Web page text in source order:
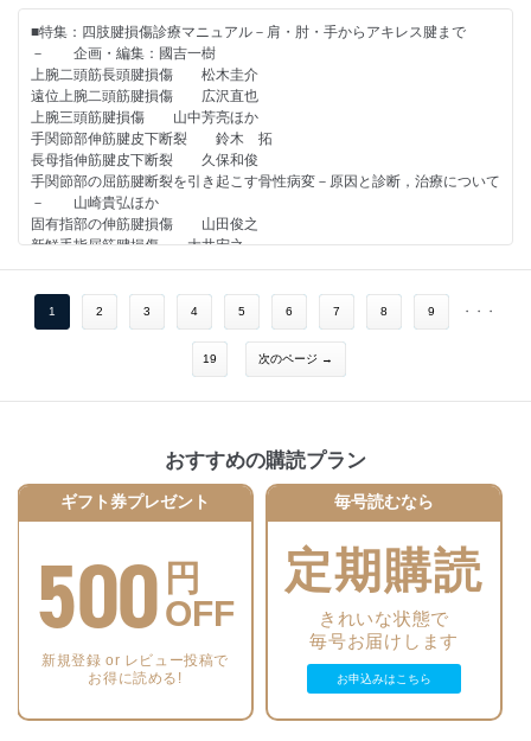
「キャリアを設計するということ&#12316;“整形外科医としてどう働く
か”を収入から考える&#12316;」 格谷義徳
・おもしろ 医人 ヒストリー（第38回）
「北の地に生まれた赤十字：高松凌雲の献身」 小橋由紋子
■特集：四肢腱損傷診療マニュアル－肩・肘・手からアキレス腱まで
－ 企画・編集：國吉一樹
上腕二頭筋長頭腱損傷 松木圭介
遠位上腕二頭筋腱損傷 広沢直也
上腕三頭筋腱損傷 山中芳亮ほか
手関節部伸筋腱皮下断裂 鈴木 拓
長母指伸筋腱皮下断裂 久保和俊
手関節部の屈筋腱断裂を引き起こす骨性病変－原因と診断，治療について
－ 山崎貴弘ほか
固有指部の伸筋腱損傷 山田俊之
新鮮手指屈筋腱損傷 大井宏之
ハムストリング筋損傷の治療－手術療法を中心に－ 吉村英哉
腓腹筋肉ばなれ 小林 淳
アキレス腱断裂の保存療法・手術療法 福田秀明
Guided by Tech, Lost in Thought－」 格谷義徳
・おもしろ 医人 ヒストリー（第37回）
「単純X線像で診断できる骨端線損傷：Tillaux骨折」 小橋由紋子
1 2 3 4 5 6 7 8 9 ・・・
19 次のページ →
おすすめの購読プラン
ギフト券プレゼント
500 円
OFF
新規登録 or レビュー投稿で
お得に読める!
毎号読むなら
定期購読
きれいな状態で
毎号お届けします
お申込みはこちら